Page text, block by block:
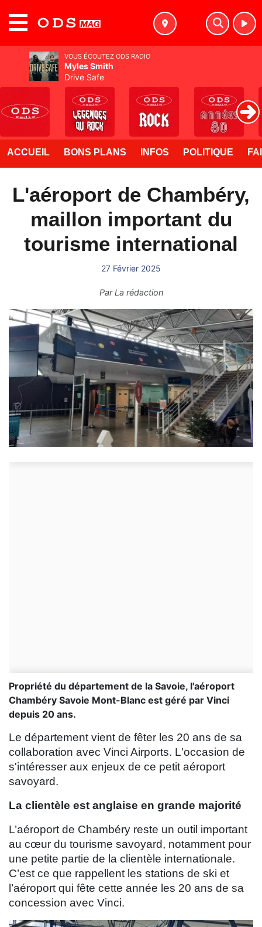
ACCUEIL BONS PLANS INFOS POLITIQUE
L'aéroport de Chambéry,
maillon important du
tourisme international
27 Février 2025
ParLa rédaction
Propriété du département de la Savoie, l'aéroport
Chambéry Savoie Mont-Blanc est géré par Vinci
depuis 20 ans.
Le département vient de fêter les 20 ans de sa
collaboration avec Vinci Airports. L'occasion de
s'intéresser aux enjeux de ce petit aéroport
savoyard.
La clientèle est anglaise en grande majorité
L’aéroport de Chambéry reste un outil important
au cœur du tourisme savoyard, notamment pour
une petite partie de la clientèle internationale.
C’est ce que rappellent les stations de ski et
l’aéroport qui fête cette année les 20 ans de sa
concession avec Vinci.
VOUS ÉCOUTEZ ODS RADIO
Myles Smith
Drive Safe